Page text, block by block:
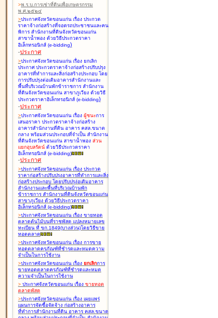
>พ.ร.บ.การเช่าที่ดินเพื่อเกษตรกรรม
พ.ศ.๒๕๒๔
>ประกาศจังหวัดขอนแก่น เรื่อง ประกวด
ราคาจ้างก่อสร้างที่จอดรถประชาชนและคน
พิการ สำนักงานที่ดินจังหวัดขอนแก่น
สาขาน้ำพอง ด้วยวิธีประกวดราคา
อิเล็กทรอนิกส์ (e-bidding)
-ประกาศ
>ประกาศจังหวัดขอนแก่น เรื่อง ยกเลิก
ประกาศ ประกวดราคาจ้างก่อสร้างปรับปรุง
อาคารที่ทำการและสิ่งก่อสร้างประกอบ โดย
การปรับปรุงต่อเติมอาคารสำนักงานและ
พื้นที่บริเวณบ้านพักข้าราชการ สำนักงาน
ที่ดินจังหวัดขอนแก่น สาขาภูเวียง ด้วยวิธี
ประกวดราคาอิเล็กทรอนิกส์ (e-bidding)
-ประกาศ
>ประกาศจังหวัดขอนแก่น เรื่อง ผู้ชนะการ
เสนอราคา ประกวดราคาจ้างก่อสร้าง
อาคารสำนักงานที่ดิน อาคาร คสล.ขนาด
กลาง พร้อมส่วนประกอบที่จำเป็น สำนักงาน
ที่ดินจังหวัดขอนแก่น สาขาน้ำพอง ส่วน
แยกอุบลรัตน์ ด้วยวิธีประกวดราคา
อิเล็กทรอนิกส์ (e-bidding)
-ประกาศ
>ประกาศจังหวัดขอนแก่น เรื่อง ประกวด
ราคาก่อสร้างปรับปรุงอาคารที่ทำการและสิ่ง
ก่อสร้างประกอบ โดยปรับปรุง่อเติมอาคาร
สำนักงานและพื้นที่บริเวณบ้านพัก
ข้าราชการ สำนักงานที่ดินจังหวัดขอนแก่น
สาขาภูเวียง ด้วยวิธีประกวดราคา
อิเล็กทรอนิกส์ (e-bidding)
>ประกาศจังหวัดขอนแก่น เรื่อง ขายทอด
ตลาดต้นไม้บนที่ราชพัสดุ แปลงหมายเลข
ทะเบียน ที่ ขก.1849(บางส่วน)โดยวิธีขาย
ทอดตลาด
>ประกาศจังหวัดขอนแก่น เรื่อง การขาย
ทอดตลาดครุภัณฑ์ที่ชำรุดและหมดความ
จำเป็นในการใช้งาน
>ประกาศจังหวัดขอนแก่น เรื่อง ยกเลิกการ
ขายทอดตลาดครุภัณฑ์ที่ชำรุดและหมด
ความจำเป็นในการใช้งาน
> ประกาศจังหวัดขอนแก่น เรื่อง ขายทอด
ตลาดพัสดุ
>ประกาศจังหวัดขอนแก่น เรื่อง เผยแพร่
แผนการจัดซื้อจัดจ้าง ก่อสร้างอาคาร
ที่ทำการสำนักงานที่ดิน อาคาร คสล.ขนาด